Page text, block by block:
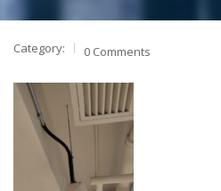
Category: 0 Comments